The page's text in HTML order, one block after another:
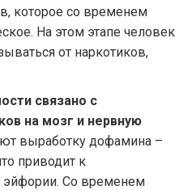
которое со временем
На этом этапе человек
от наркотиков,
связано с
на мозг и нервную
выработку дофамина –
приводит к
эйфории. Со временем